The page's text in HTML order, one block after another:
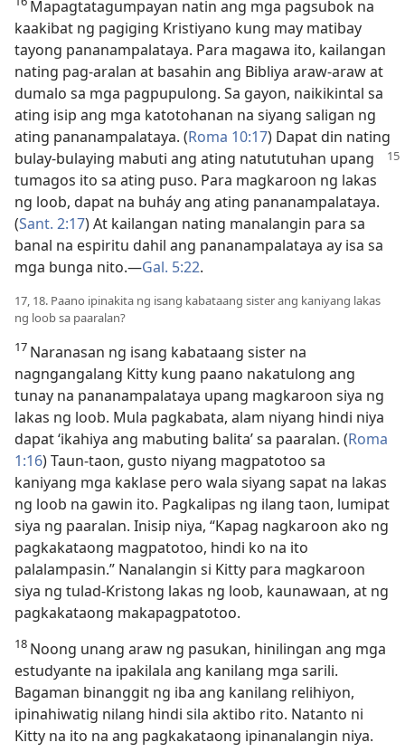
Mapagtatagumpayan natin ang mga pagsubok na
kaakibat ng pagiging Kristiyano kung may matibay
tayong pananampalataya. Para magawa ito, kailangan
nating pag-aralan at basahin ang Bibliya araw-araw at
dumalo sa mga pagpupulong. Sa gayon, naikikintal sa
ating isip ang mga katotohanan na siyang saligan ng
ating pananampalataya. (Roma 10:17) Dapat din nating
bulay-bulaying mabuti ang ating natututuhan upang
tumagos ito sa ating puso. Para magkaroon ng lakas
ng loob, dapat na buháy ang ating pananampalataya.
(Sant. 2:17) At kailangan nating manalangin para sa
banal na espiritu dahil ang pananampalataya ay isa sa
mga bunga nito.​—Gal. 5:22.
17, 18. Paano ipinakita ng isang kabataang sister ang kaniyang lakas
ng loob sa paaralan?
17 Naranasan ng isang kabataang sister na
nagngangalang Kitty kung paano nakatulong ang
tunay na pananampalataya upang magkaroon siya ng
lakas ng loob. Mula pagkabata, alam niyang hindi niya
dapat ‘ikahiya ang mabuting balita’ sa paaralan. (Roma
1:16) Taun-taon, gusto niyang magpatotoo sa
kaniyang mga kaklase pero wala siyang sapat na lakas
ng loob na gawin ito. Pagkalipas ng ilang taon, lumipat
siya ng paaralan. Inisip niya, “Kapag nagkaroon ako ng
pagkakataong magpatotoo, hindi ko na ito
palalampasin.” Nanalangin si Kitty para magkaroon
siya ng tulad-Kristong lakas ng loob, kaunawaan, at ng
pagkakataong makapagpatotoo.
18 Noong unang araw ng pasukan, hinilingan ang mga
estudyante na ipakilala ang kanilang mga sarili.
Bagaman binanggit ng iba ang kanilang relihiyon,
ipinahiwatig nilang hindi sila aktibo rito. Natanto ni
Kitty na ito na ang pagkakataong ipinanalangin niya.